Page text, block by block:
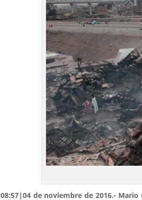
08:57|04 de noviembre de 2016.- Mario